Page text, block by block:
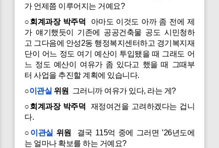
가 언제쯤 이루어지는 거예요?
○회계과장 박주덕 아마도 이것도 아까 좀 전에 제
가 얘기했듯이 기존에 공공건축물 공도 시민청하
고 그다음에 안성2동 행정복지센터하고 경기복지재
단이 어느 정도 여기 예산이 투입됐을 때 그래도 어
느 정도 예산이 여유가 좀 있다고 했을 때 그때부
터 사업을 추진할 계획에 있습니다.
○이관실 위원
그러니까 여유가 있다, 라는 게?
○회계과장 박주덕 재정여건을 고려하겠다는 겁니
다.
○ 이관실 위원
결국 115억 중에 그러면 ’26년도에
는 얼마나 확보를 하는 거예요?